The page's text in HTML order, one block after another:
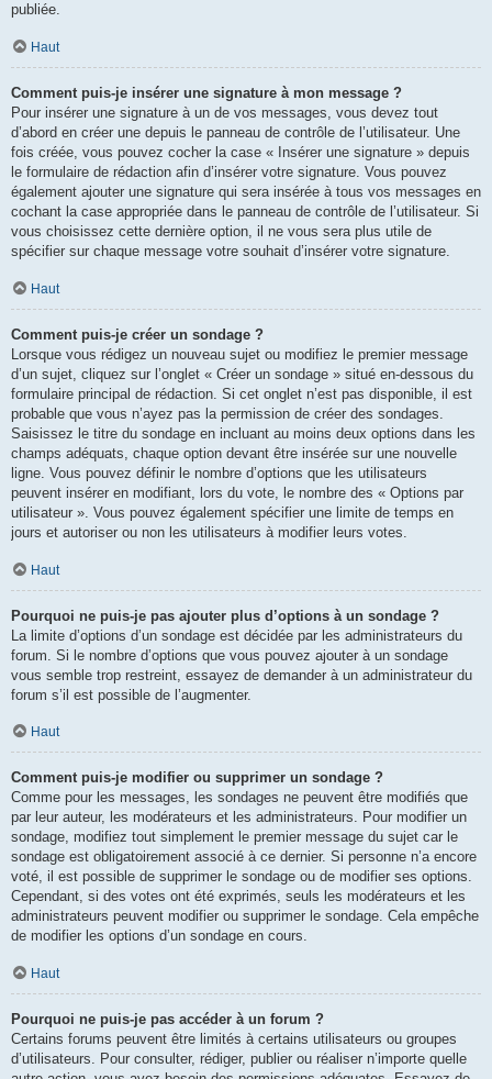
publiée.
Haut
Comment puis-je insérer une signature à mon message ?
Pour insérer une signature à un de vos messages, vous devez tout
d’abord en créer une depuis le panneau de contrôle de l’utilisateur. Une
fois créée, vous pouvez cocher la case « Insérer une signature » depuis
le formulaire de rédaction afin d’insérer votre signature. Vous pouvez
également ajouter une signature qui sera insérée à tous vos messages en
cochant la case appropriée dans le panneau de contrôle de l’utilisateur. Si
vous choisissez cette dernière option, il ne vous sera plus utile de
spécifier sur chaque message votre souhait d’insérer votre signature.
Haut
Comment puis-je créer un sondage ?
Lorsque vous rédigez un nouveau sujet ou modifiez le premier message
d’un sujet, cliquez sur l’onglet « Créer un sondage » situé en-dessous du
formulaire principal de rédaction. Si cet onglet n’est pas disponible, il est
probable que vous n’ayez pas la permission de créer des sondages.
Saisissez le titre du sondage en incluant au moins deux options dans les
champs adéquats, chaque option devant être insérée sur une nouvelle
ligne. Vous pouvez définir le nombre d’options que les utilisateurs
peuvent insérer en modifiant, lors du vote, le nombre des « Options par
utilisateur ». Vous pouvez également spécifier une limite de temps en
jours et autoriser ou non les utilisateurs à modifier leurs votes.
Haut
Pourquoi ne puis-je pas ajouter plus d’options à un sondage ?
La limite d’options d’un sondage est décidée par les administrateurs du
forum. Si le nombre d’options que vous pouvez ajouter à un sondage
vous semble trop restreint, essayez de demander à un administrateur du
forum s’il est possible de l’augmenter.
Haut
Comment puis-je modifier ou supprimer un sondage ?
Comme pour les messages, les sondages ne peuvent être modifiés que
par leur auteur, les modérateurs et les administrateurs. Pour modifier un
sondage, modifiez tout simplement le premier message du sujet car le
sondage est obligatoirement associé à ce dernier. Si personne n’a encore
voté, il est possible de supprimer le sondage ou de modifier ses options.
Cependant, si des votes ont été exprimés, seuls les modérateurs et les
administrateurs peuvent modifier ou supprimer le sondage. Cela empêche
de modifier les options d’un sondage en cours.
Haut
Pourquoi ne puis-je pas accéder à un forum ?
Certains forums peuvent être limités à certains utilisateurs ou groupes
d’utilisateurs. Pour consulter, rédiger, publier ou réaliser n’importe quelle